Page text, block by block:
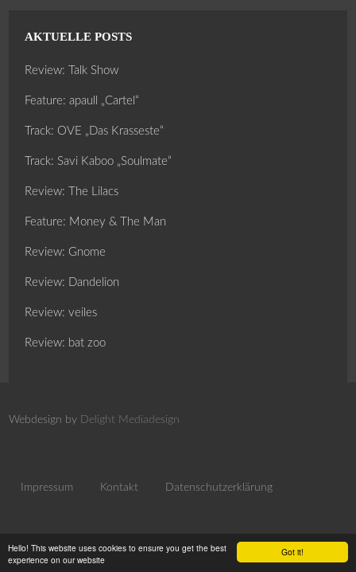
Got it!
Hello! This website uses cookies to ensure you get the best
experience on our website
AKTUELLE POSTS
Review: Talk Show
Feature: apaull „Cartel“
Track: OVE „Das Krasseste“
Track: Savi Kaboo „Soulmate“
Review: The Lilacs
Feature: Money & The Man
Review: Gnome
Review: Dandelion
Review: veiles
Review: bat zoo
Webdesign by Delight Mediadesign
Impressum Kontakt Datenschutzerklärung